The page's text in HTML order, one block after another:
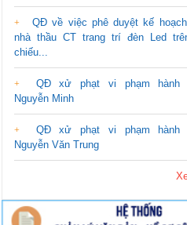
QĐ về việc phê duyệt kế
nhà thầu CT trang trí đèn Led
chiếu...
QĐ xử phạt vi phạm hành
Nguyễn Minh
QĐ xử phạt vi phạm hành
Nguyễn Văn Trung